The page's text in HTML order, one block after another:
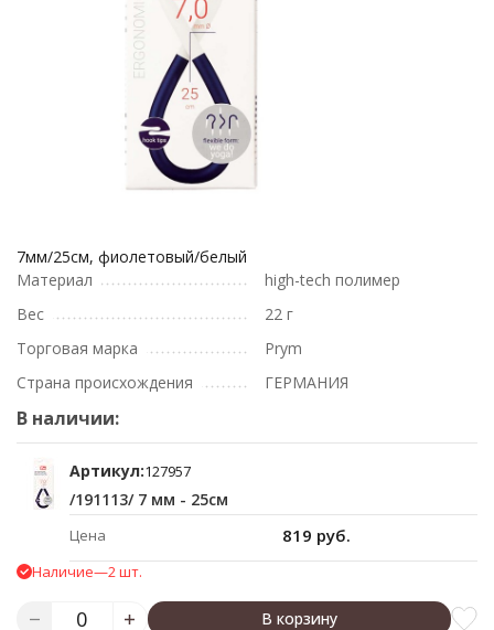
7мм/25см, фиолетовый/белый
Материал
high-tech полимер
Вес
22 г
Торговая марка
Prym
Страна происхождения
ГЕРМАНИЯ
В наличии:
Артикул:127957
/191113/ 7 мм - 25см
Цена 819 руб.
Наличие—2 шт.
В корзину